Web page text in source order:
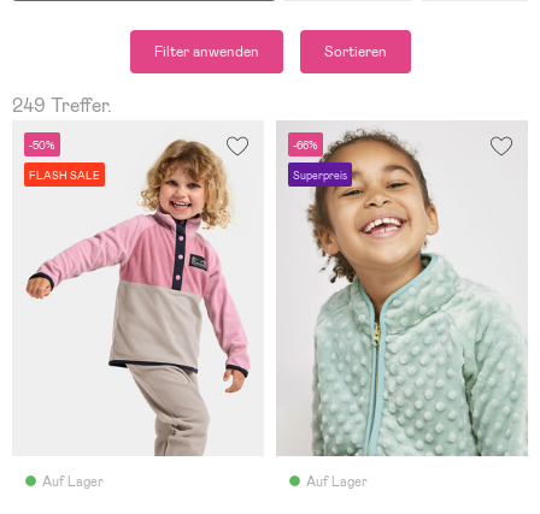
Filter anwenden Sortieren
249 Treffer.
-50%
FLASH SALE
Auf Lager
-66%
Superpreis
Auf Lager